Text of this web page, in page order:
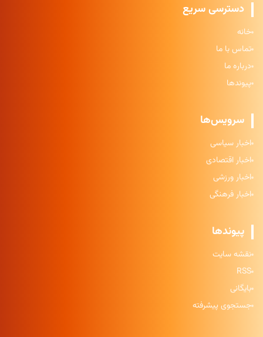
دسترسی سریع
خانه
تماس با ما
درباره ما
پیوندها
سرویس‌ها
اخبار سیاسی
اخبار اقتصادی
اخبار ورزشی
اخبار فرهنگی
پیوندها
نقشه سایت
RSS
بایگانی
جستجوی پیشرفته